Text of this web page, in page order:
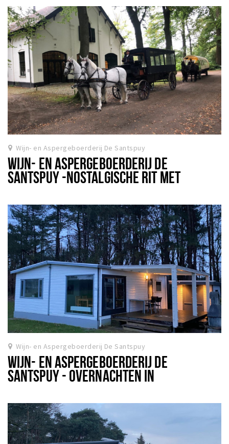
Wijn- en Aspergeboerderij De Santspuy
WIJN- EN ASPERGEBOERDERIJ DE
SANTSPUY -NOSTALGISCHE RIT MET
Wijn- en Aspergeboerderij De Santspuy
WIJN- EN ASPERGEBOERDERIJ DE
SANTSPUY - OVERNACHTEN IN